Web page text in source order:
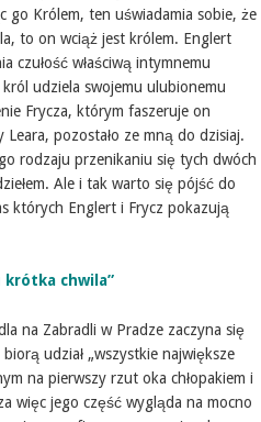
go Królem, ten uświadamia sobie, że
to on wciąż jest królem. Englert
czułość właściwą intymnemu
udziela swojemu ulubionemu
Frycza, którym faszeruje on
pozostało ze mną do dzisiaj.
rodzaju przenikaniu się tych dwóch
Ale i tak warto się pójść do
których Englert i Frycz pokazują
chwila”
na Zabradli w Pradze zaczyna się
udział „wszystkie największe
na pierwszy rzut oka chłopakiem i
więc jego część wygląda na mocno